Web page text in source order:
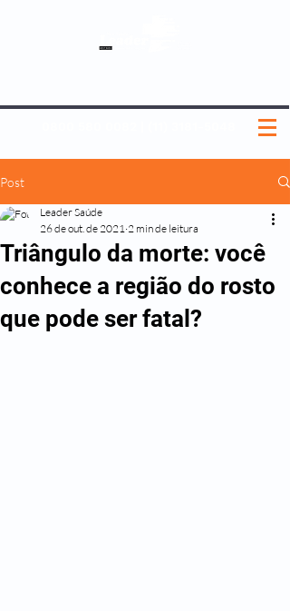
Post
Triângulo da morte: você
conhece a região do rosto
que pode ser fatal?
Leader Saúde
26 de out. de 2021 2 min de leitura